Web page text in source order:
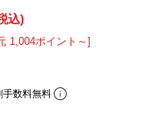
込)
1,004ポイント～]
手数料無料